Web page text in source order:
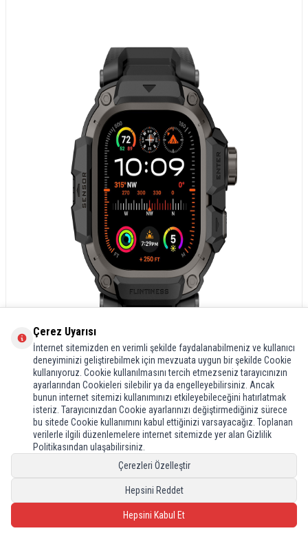
Çerez Uyarısı
İnternet sitemizden en verimli şekilde faydalanabilmeniz ve kullanıcı
deneyiminizi geliştirebilmek için mevzuata uygun bir şekilde Cookie
kullanıyoruz. Cookie kullanılmasını tercih etmezseniz tarayıcınızın
ayarlarından Cookieleri silebilir ya da engelleyebilirsiniz. Ancak
bunun internet sitemizi kullanımınızı etkileyebileceğini hatırlatmak
isteriz. Tarayıcınızdan Cookie ayarlarınızı değiştirmediğiniz sürece
bu sitede Cookie kullanımını kabul ettiğinizi varsayacağız. Toplanan
verilerle ilgili düzenlemelere internet sitemizde yer alan Gizlilik
Politikasından ulaşabilirsiniz.
Çerezleri Özelleştir
Hepsini Reddet
Hepsini Kabul Et